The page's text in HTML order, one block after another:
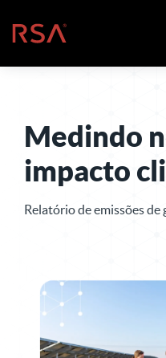
Início
Medindo
impacto
Relatório de emissões de